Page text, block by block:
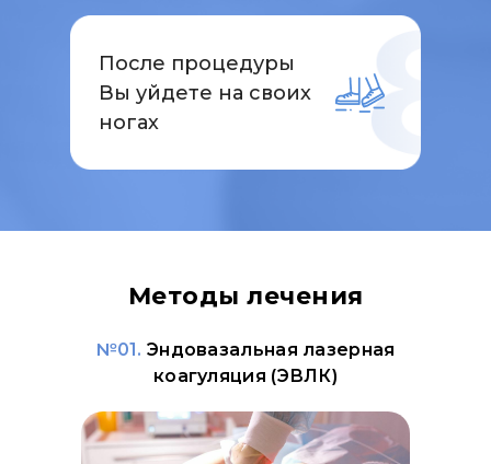
После процедуры
Вы уйдете на своих
ногах
Методы лечения
№01. Эндовазальная лазерная
коагуляция (ЭВЛК)